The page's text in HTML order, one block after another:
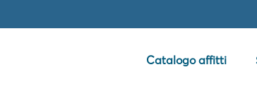
Catalogo affitti